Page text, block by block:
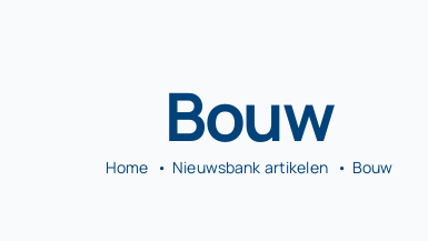
Bouw
Home Nieuwsbank artikelen Bouw